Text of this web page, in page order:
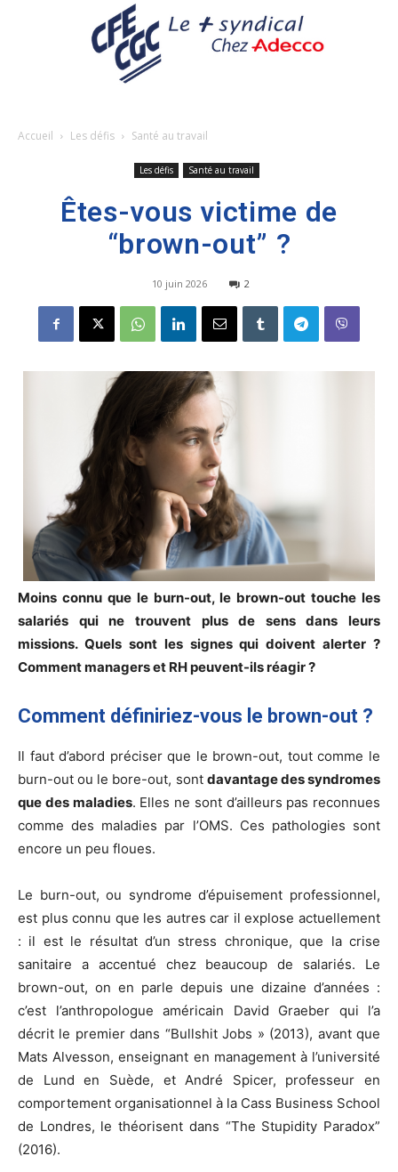
Accueil Les défis Santé au travail
Les défis Santé au travail
Êtes-vous victime de
“brown-out” ?
10 juin 2026 2
Moins connu que le burn-out, le brown-out touche les
salariés qui ne trouvent plus de sens dans leurs
missions. Quels sont les signes qui doivent alerter ?
Comment managers et RH peuvent-ils réagir ?
Comment définiriez-vous le brown-out ?
Il faut d’abord préciser que le brown-out, tout comme le
burn-out ou le bore-out, sont davantage des syndromes
que des maladies. Elles ne sont d’ailleurs pas reconnues
comme des maladies par l’OMS. Ces pathologies sont
encore un peu floues.
Le burn-out, ou syndrome d’épuisement professionnel,
est plus connu que les autres car il explose actuellement
: il est le résultat d’un stress chronique, que la crise
sanitaire a accentué chez beaucoup de salariés. Le
brown-out, on en parle depuis une dizaine d’années :
c’est l’anthropologue américain David Graeber qui l’a
décrit le premier dans “Bullshit Jobs » (2013), avant que
Mats Alvesson, enseignant en management à l’université
de Lund en Suède, et André Spicer, professeur en
comportement organisationnel à la Cass Business School
de Londres, le théorisent dans “The Stupidity Paradox”
(2016).